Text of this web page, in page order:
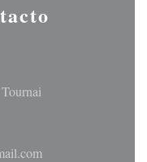
((abre en una nueva